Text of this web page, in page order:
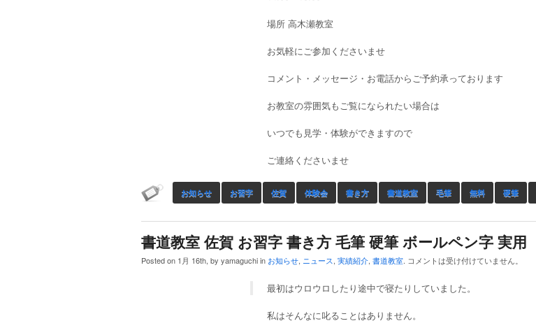
場所 高木瀬教室
お気軽にご参加くださいませ
コメント・メッセージ・お電話からご予約承っております
お教室の雰囲気もご覧になられたい場合は
いつでも見学・体験ができますので
ご連絡くださいませ
お知らせ お習字 佐賀 体験会 書き方 書道教室 毛筆 無料 硬筆
書道教室 佐賀 お習字 書き方 毛筆 硬筆 ボールペン字 実用
Posted on 1月 16th, by yamaguchi in お知らせ, ニュース, 実績紹介, 書道教室. コメントは受け付けていません。
最初はウロウロしたり途中で寝たりしていました。
私はそんなに叱ることはありません。